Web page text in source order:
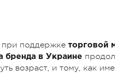
при поддержке торговой
бренда в Украине
возраст, и тому, как